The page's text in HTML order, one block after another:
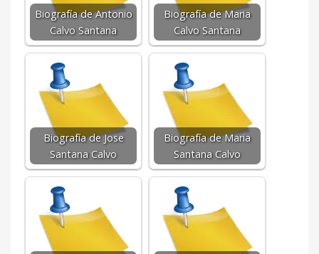
Biografía de Antonio
Calvo Santana
Biografía de Maria
Calvo Santana
Biografía de Jose
Santana Calvo
Biografía de Maria
Santana Calvo